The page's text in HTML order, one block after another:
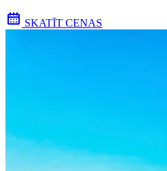
SKATĪT CENAS